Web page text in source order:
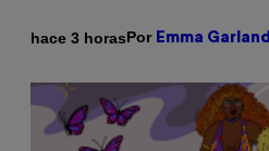
hace 3 horasPor Emma Garland